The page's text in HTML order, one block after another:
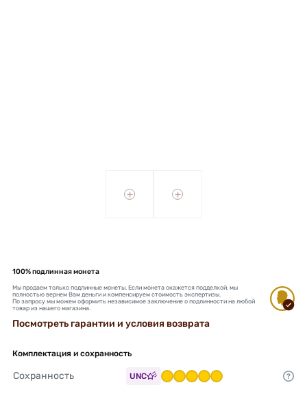
+ +
100% подлинная монета
Мы продаем только подлинные монеты. Если монета окажется подделкой, мы
полностью вернем Вам деньги и компенсируем стоимость экспертизы.
По запросу мы можем оформить независимое заключение о подлинности на любой
товар из нашего магазина.
Посмотреть гарантии и условия возврата
Комплектация и сохранность
Сохранность UNC